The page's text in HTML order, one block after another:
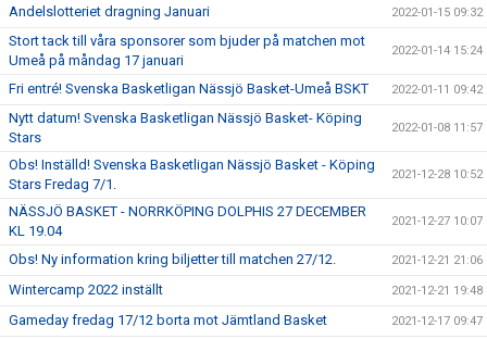
Andelslotteriet dragning Januari 2022-01-15 09:32
Stort tack till våra sponsorer som bjuder på matchen mot
Umeå på måndag 17 januari
2022-01-14 15:24
Fri entré! Svenska Basketligan Nässjö Basket-Umeå BSKT 2022-01-11 09:42
Nytt datum! Svenska Basketligan Nässjö Basket- Köping
Stars
2022-01-08 11:57
Obs! Inställd! Svenska Basketligan Nässjö Basket - Köping
Stars Fredag 7/1.
2021-12-28 10:52
NÄSSJÖ BASKET - NORRKÖPING DOLPHIS 27 DECEMBER
KL 19.04
2021-12-27 10:07
Obs! Ny information kring biljetter till matchen 27/12. 2021-12-21 21:06
Wintercamp 2022 inställt 2021-12-21 19:48
Gameday fredag 17/12 borta mot Jämtland Basket 2021-12-17 09:47